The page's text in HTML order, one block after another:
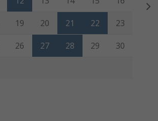
19 20 21 22 23
26 27 28 29 30